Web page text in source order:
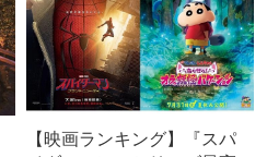
【映画ランキング】『スパ